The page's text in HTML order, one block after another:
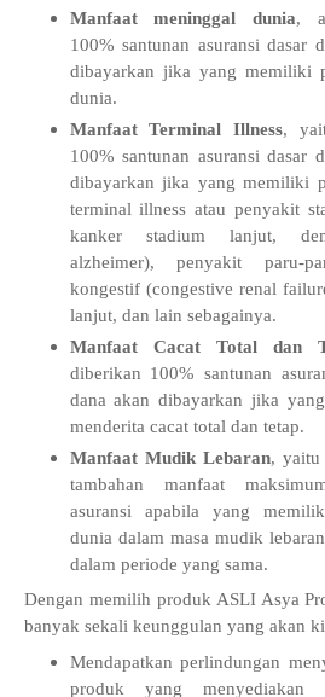
Manfaat meninggal dunia,
100% santunan asuransi dasar
dibayarkan jika yang memiliki
dunia.
Manfaat Terminal Illness,
100% santunan asuransi dasar
dibayarkan jika yang memiliki
terminal illness atau penyakit
kanker stadium lanjut,
alzheimer), penyakit paru-
kongestif (congestive renal
lanjut, dan lain sebagainya.
Manfaat Cacat Total dan
diberikan 100% santunan
dana akan dibayarkan jika
menderita cacat total dan tetap.
Manfaat Mudik Lebaran, yaitu
tambahan manfaat
asuransi apabila yang
dunia dalam masa mudik
dalam periode yang sama.
Dengan memilih produk ASLI Asya
banyak sekali keunggulan yang akan
Mendapatkan perlindungan
produk yang menyediakan